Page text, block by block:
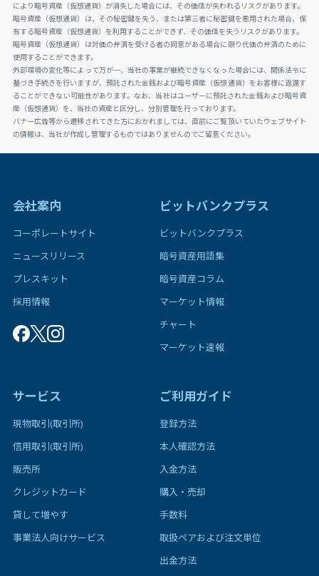
により暗号資産（仮想通貨）が消失した場合には、その価値が失われるリスクがあります。
暗号資産（仮想通貨）は、その秘密鍵を失う、または第三者に秘密鍵を悪用された場合、保
有する暗号資産（仮想通貨）を利用することができず、その価値を失うリスクがあります。
暗号資産（仮想通貨）は対価の弁済を受ける者の同意がある場合に限り代価の弁済のために
使用することができます。
外部環境の変化等によって万が一、当社の事業が継続できなくなった場合には、関係法令に
基づき手続きを行いますが、預託された金銭および暗号資産（仮想通貨）をお客様に返還す
ることができない可能性があります。なお、当社はユーザーに預託された金銭および暗号資
産（仮想通貨）を、当社の資産と区分し、分別管理を行っております。
バナー広告等から遷移されてきた方におかれましては、直前にご覧頂いていたウェブサイト
の情報は、当社が作成し管理するものではありませんのでご留意ください。
会社案内
コーポレートサイト
ニュースリリース
プレスキット
採用情報
ビットバンクプラス
ビットバンクプラス
暗号資産用語集
暗号資産コラム
マーケット情報
チャート
マーケット速報
サービス
現物取引(取引所)
信用取引(取引所)
販売所
クレジットカード
貸して増やす
事業法人向けサービス
ご利用ガイド
登録方法
本人確認方法
入金方法
購入・売却
手数料
取扱ペアおよび注文単位
出金方法